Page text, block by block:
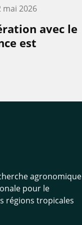
mai 2026
avec le
est
agronomique
pour le
régions tropicales